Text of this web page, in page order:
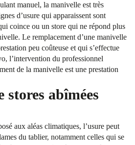
manuel, la manivelle est très
d’usure qui apparaissent sont
coince ou un store qui ne répond plus
Le remplacement d’une manivelle
peu coûteuse et qui s’effectue
l’intervention du professionnel
de la manivelle est une prestation
stores abîmées
aux aléas climatiques, l’usure peut
du tablier, notamment celles qui se